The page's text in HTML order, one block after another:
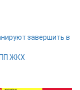
завершить в
ЖКХ